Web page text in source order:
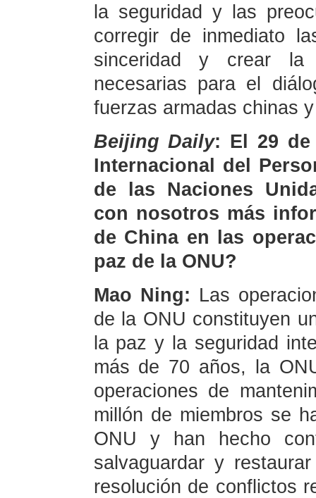
la seguridad y las
corregir de inmediato
sinceridad y crear la
necesarias para el
fuerzas armadas chinas
Beijing Daily: El 29 de
Internacional del
de las Naciones
con nosotros más
de China en las
paz de la ONU?
Mao Ning: Las
de la ONU constituyen
la paz y la seguridad
más de 70 años, la
operaciones de
millón de miembros se
ONU y han hecho
salvaguardar y
resolución de conflictos